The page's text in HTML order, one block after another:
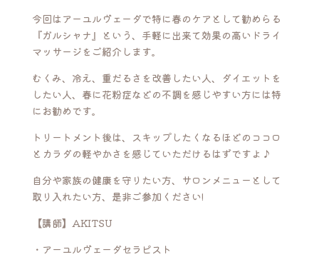
今回はアーユルヴェーダで特に春のケアとして勧めらる
『ガルシャナ』という、手軽に出来て効果の高いドライ
マッサージをご紹介します。
むくみ、冷え、重だるさを改善したい人、ダイエットを
したい人、春に花粉症などの不調を感じやすい方には特
にお勧めです。
トリートメント後は、スキップしたくなるほどのココロ
とカラダの軽やかさを感じていただけるはずですよ♪
自分や家族の健康を守りたい方、サロンメニューとして
取り入れたい方、是非ご参加ください!
【講師】 AKITSU
・アーユルヴェーダセラピスト